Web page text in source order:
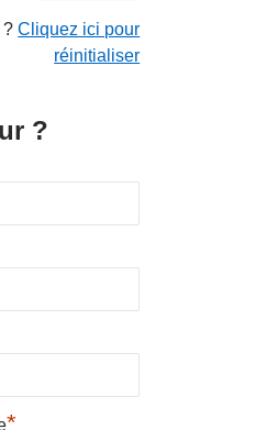
?Cliquez ici pour
réinitialiser
?
*